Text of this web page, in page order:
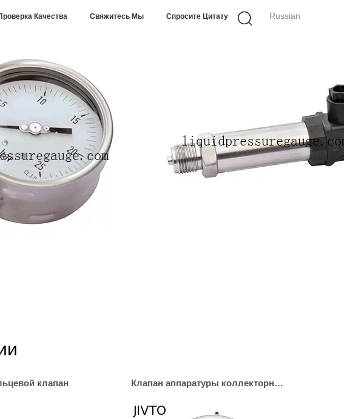
Russian
Качества Свяжитесь Мы Спросите Цитату
клапан Клапан аппаратуры коллекторный